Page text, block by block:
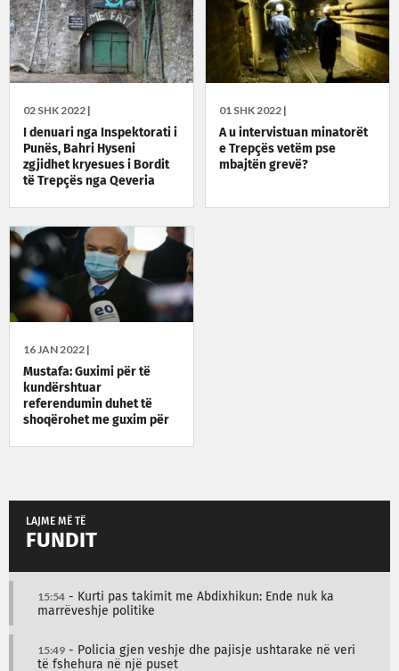
02 SHK 2022 |
I denuari nga Inspektorati i
Punës, Bahri Hyseni
zgjidhet kryesues i Bordit
të Trepçës nga Qeveria
01 SHK 2022 |
A u intervistuan minatorët
e Trepçës vetëm pse
mbajtën grevë?
16 JAN 2022 |
Mustafa: Guximi për të
kundërshtuar
referendumin duhet të
shoqërohet me guxim për
LAJME MË TË
FUNDIT
15:54 - Kurti pas takimit me Abdixhikun: Ende nuk ka
marrëveshje politike
15:49 - Policia gjen veshje dhe pajisje ushtarake në veri
të fshehura në një puset